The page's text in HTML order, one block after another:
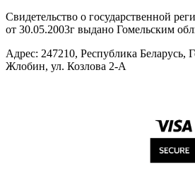
Свидетельство о государственной
от 30.05.2003г выдано Гомельским
Адрес: 247210, Республика Беларусь,
Жлобин, ул. Козлова 2-А